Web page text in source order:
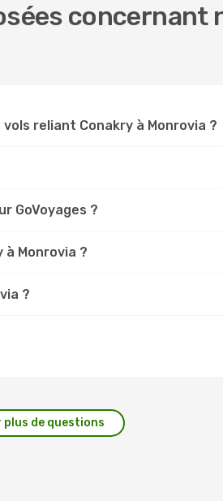
concernant
reliant Conakry à Monrovia ?
GoVoyages ?
Monrovia ?
?
plus de questions